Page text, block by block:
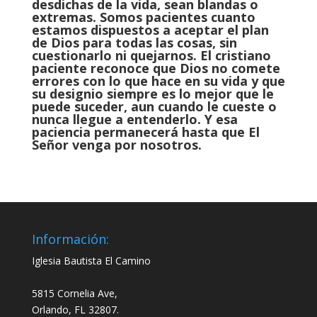
desdichas de la vida, sean blandas o
extremas. Somos pacientes cuanto
estamos dispuestos a aceptar el plan
de Dios para todas las cosas, sin
cuestionarlo ni quejarnos. El cristiano
paciente reconoce que Dios no comete
errores con lo que hace en su vida y que
su designio siempre es lo mejor que le
puede suceder, aun cuando le cueste o
nunca llegue a entenderlo. Y esa
paciencia permanecerá hasta que El
Señor venga por nosotros.
Información:
Iglesia Bautista El Camino
5815 Cornelia Ave,
Orlando, FL 32807.